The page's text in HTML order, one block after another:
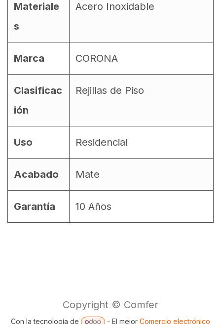
Materiale
s
Acero Inoxidable
Marca CORONA
Clasificac
ión
Rejillas de Piso
Uso Residencial
Acabado Mate
Garantía 10 Años
Copyright © Comfer
Con la tecnología de - El mejor Comercio electrónico